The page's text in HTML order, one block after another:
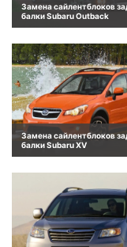
Замена сайлентблоков
балки Subaru Outback
Замена сайлентблоков
балки Subaru XV